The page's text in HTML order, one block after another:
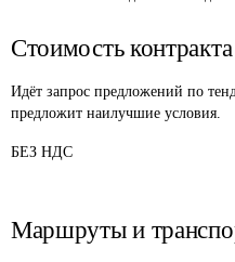
Стоимость контракта
Идёт запрос предложений по
предложит наилучшие условия.
БЕЗ НДС
Маршруты и